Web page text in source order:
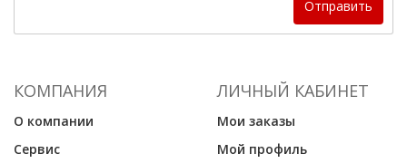
Отправить
КОМПАНИЯ
О компании
Сервис
ЛИЧНЫЙ КАБИНЕТ
Мои заказы
Мой профиль